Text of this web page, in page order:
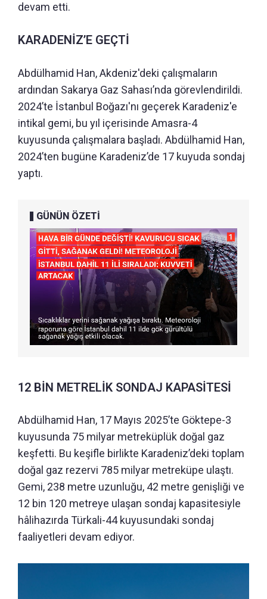
devam etti.
KARADENİZ’E GEÇTİ
Abdülhamid Han, Akdeniz'deki çalışmaların
ardından Sakarya Gaz Sahası’nda görevlendirildi.
2024’te İstanbul Boğazı'nı geçerek Karadeniz'e
intikal gemi, bu yıl içerisinde Amasra-4
kuyusunda çalışmalara başladı. Abdülhamid Han,
2024’ten bugüne Karadeniz’de 17 kuyuda sondaj
yaptı.
GÜNÜN ÖZETİ
12 BİN METRELİK SONDAJ KAPASİTESİ
Abdülhamid Han, 17 Mayıs 2025’te Göktepe-3
kuyusunda 75 milyar metreküplük doğal gaz
keşfetti. Bu keşifle birlikte Karadeniz’deki toplam
doğal gaz rezervi 785 milyar metreküpe ulaştı.
Gemi, 238 metre uzunluğu, 42 metre genişliği ve
12 bin 120 metreye ulaşan sondaj kapasitesiyle
hâlihazırda Türkali-44 kuyusundaki sondaj
faaliyetleri devam ediyor.